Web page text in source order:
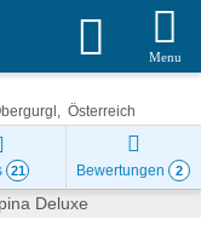
Menu
Österreich
21 Bewertungen 2